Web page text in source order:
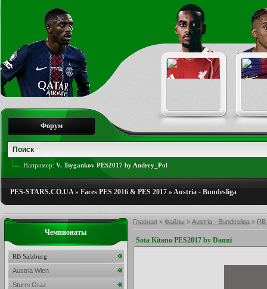
Форум
Например: V. Tsygankov PES2017 by Andrey_Pol
PES-STARS.CO.UA» Faces PES 2016 & PES 2017 »Austria - Bundesliga
Главная » Файлы » Austria - Bundesliga »
Sota Kitano PES2017 by Danni
Чемпионаты
RB Salzburg
Austria Wien
Sturm Graz